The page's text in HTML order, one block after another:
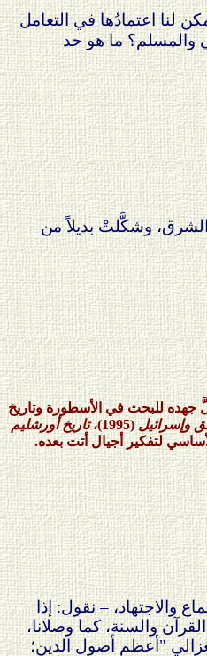
لنا اعتمادُها في التعامل
والمسلم؟ ما هو حد
الشرق، وشكَّلتْ بديلاً من
جهده للبحث في الأسطورة وتاريخ
وإسرائيل(1995)،
تاريخ أورشليم
والاجتهاد، – نقول: إذا
والسنة، كما وصلانا،
"أعظم أصول الدين؛